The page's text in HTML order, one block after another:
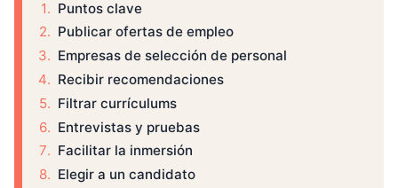
Puntos clave
Publicar ofertas de empleo
Empresas de selección de personal
Recibir recomendaciones
Filtrar currículums
Entrevistas y pruebas
Facilitar la inmersión
Elegir a un candidato